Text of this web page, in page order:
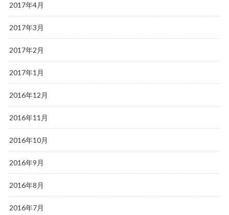
2017年4月
2017年3月
2017年2月
2017年1月
2016年12月
2016年11月
2016年10月
2016年9月
2016年8月
2016年7月